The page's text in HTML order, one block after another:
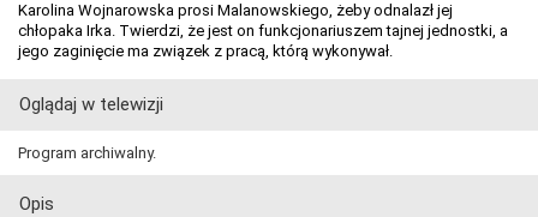
Karolina Wojnarowska prosi Malanowskiego, żeby odnalazł jej
chłopaka Irka. Twierdzi, że jest on funkcjonariuszem tajnej jednostki, a
jego zaginięcie ma związek z pracą, którą wykonywał.
Oglądaj w telewizji
Program archiwalny.
Opis